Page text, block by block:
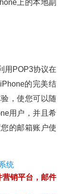
上的本地副
用POP3协议在
的完美结
，使您可以随
用户，并且希
的邮箱账户使
营销平台，邮件